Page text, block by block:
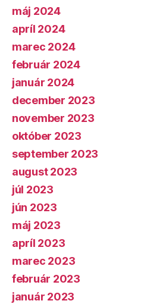
máj 2024
apríl 2024
marec 2024
február 2024
január 2024
december 2023
november 2023
október 2023
september 2023
august 2023
júl 2023
jún 2023
máj 2023
apríl 2023
marec 2023
február 2023
január 2023